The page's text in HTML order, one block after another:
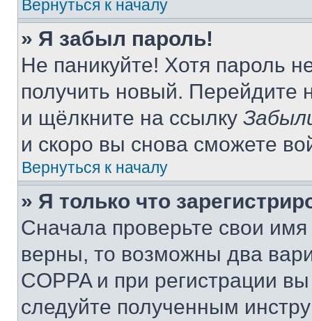
Вернуться к началу
» Я забыл пароль!
Не паникуйте! Хотя пароль
получить новый. Перейдите
и щёлкните на ссылку
и скоро вы снова сможете
Вернуться к началу
» Я только что
Сначала проверьте свои
верны, то возможны два
COPPA и при регистрации
следуйте полученным